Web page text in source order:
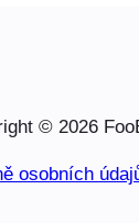
© 2026
osobních